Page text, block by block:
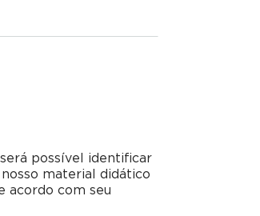
possível identificar
material didático
acordo com seu